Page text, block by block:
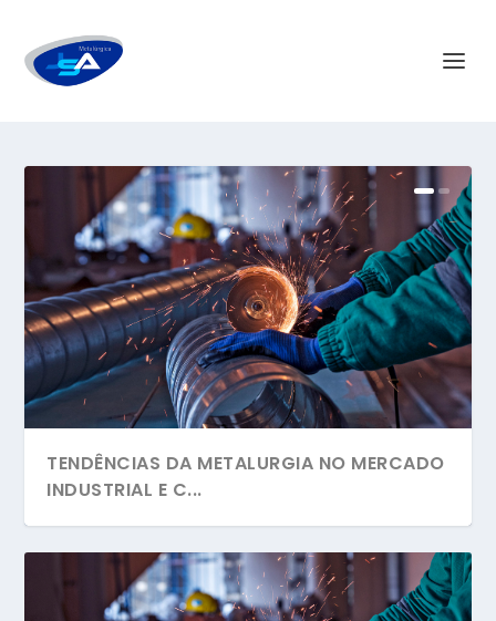
TENDÊNCIAS DA METALURGIA NO MERCADO
INDUSTRIAL E C...